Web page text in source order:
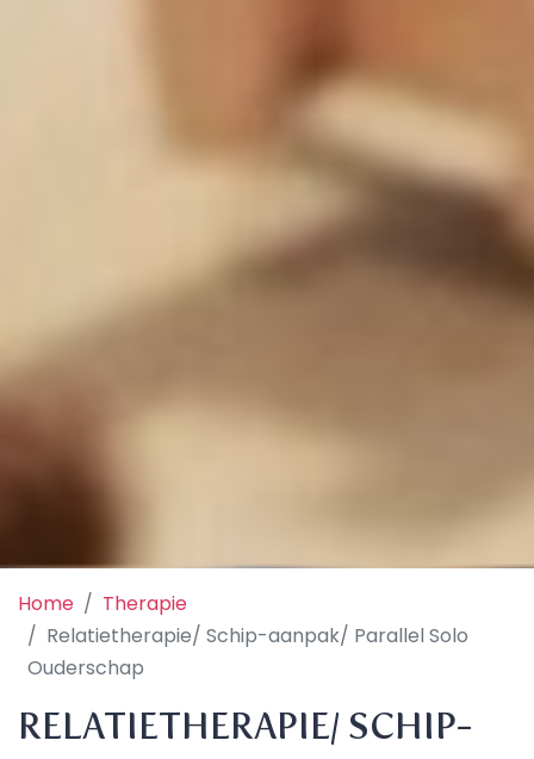
Home
Therapie
Relatietherapie/ Schip-aanpak/ Parallel Solo
Ouderschap
RELATIETHERAPIE/ SCHIP-